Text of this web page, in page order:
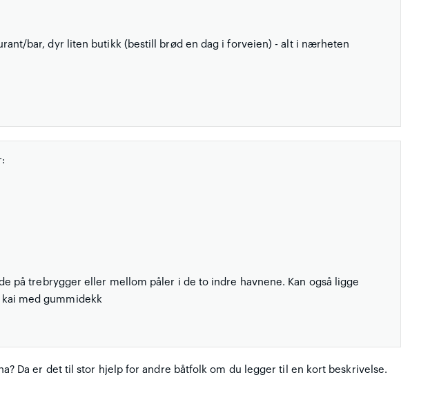
bar, dyr liten butikk (bestill brød en dag i forveien) - alt i nærheten
på trebrygger eller mellom påler i de to indre havnene. Kan også ligge
kai med gummidekk
Da er det til stor hjelp for andre båtfolk om du legger til en kort beskrivelse.